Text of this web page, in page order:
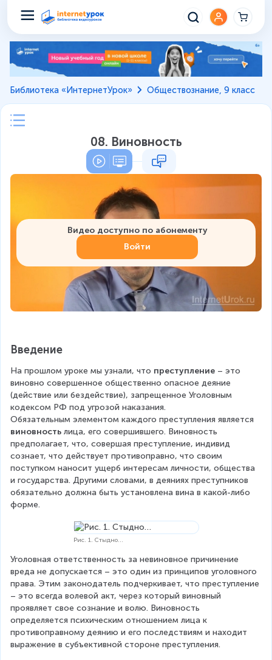
Библиотека «ИнтернетУрок» Обществознание, 9 класс
08. Виновность
Видео доступно по абонементу
Войти
Введение
На прошлом уроке мы узнали, что преступление – это
виновно совершенное общественно опасное деяние
(действие или бездействие), запрещенное Уголовным
кодексом РФ под угрозой наказания.
Обязательным элементом каждого преступления является
виновность лица, его совершившего. Виновность
предполагает, что, совершая преступление, индивид
сознает, что действует противоправно, что своим
поступком наносит ущерб интересам личности, общества
и государства. Другими словами, в деяниях преступников
обязательно должна быть установлена вина в какой-либо
форме.
Рис. 1. Стыдно…
Уголовная ответственность за невиновное причинение
вреда не допускается – это один из принципов уголовного
права. Этим законодатель подчеркивает, что преступление
– это всегда волевой акт, через который виновный
проявляет свое сознание и волю. Виновность
определяется психическим отношением лица к
противоправному деянию и его последствиям и находит
выражение в субъективной стороне преступления.